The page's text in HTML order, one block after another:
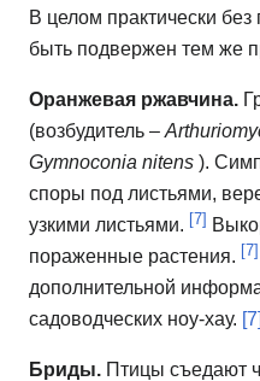
В целом практически без
быть подвержен тем же
Оранжевая ржавчина.
(возбудитель –
Gymnoconia nitens ).
споры под листьями,
узкими листьями. [7]
пораженные растения. [7]
дополнительной
садоводческих ноу-хау. [7]
Бриды. Птицы съедают